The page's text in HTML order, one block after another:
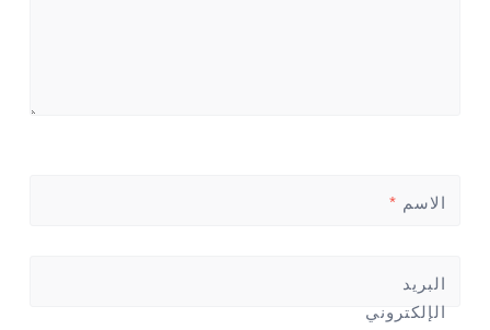
الاسم *
البريد
الإلكتروني